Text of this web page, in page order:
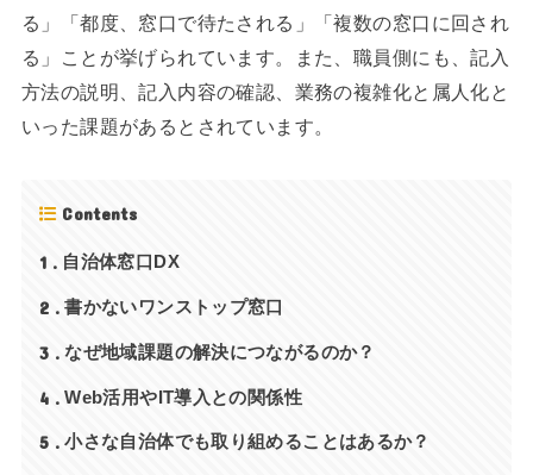
る」「都度、窓口で待たされる」「複数の窓口に回され
る」ことが挙げられています。また、職員側にも、記入
方法の説明、記入内容の確認、業務の複雑化と属人化と
いった課題があるとされています。
Contents
1 自治体窓口DX
2 書かないワンストップ窓口
3 なぜ地域課題の解決につながるのか？
4 Web活用やIT導入との関係性
5 小さな自治体でも取り組めることはあるか？